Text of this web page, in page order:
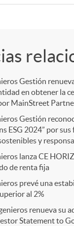
Gestión
en obtener la
MainStreet
Gestión
ESG 2024” por
y
lanza CE
de renta fija
prevé una
al 2%
renueva su
Statement to